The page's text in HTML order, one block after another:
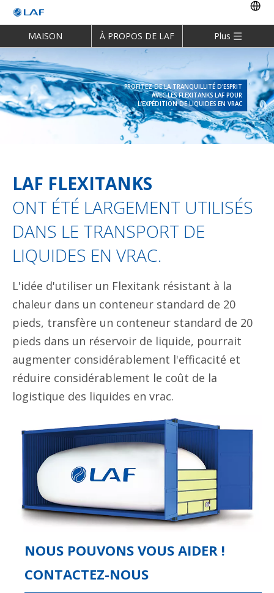
MAISON À PROPOS DE LAF Plus
PROFITEZ DE LA TRANQUILLITÉ D'ESPRIT
AVEC LES FLEXITANKS LAF POUR
L'EXPÉDITION DE LIQUIDES EN VRAC
LAF FLEXITANKS
ONT ÉTÉ LARGEMENT UTILISÉS
DANS LE TRANSPORT DE
LIQUIDES EN VRAC.
L'idée d'utiliser un Flexitank résistant à la
chaleur dans un conteneur standard de 20
pieds, transfère un conteneur standard de 20
pieds dans un réservoir de liquide, pourrait
augmenter considérablement l'efficacité et
réduire considérablement le coût de la
logistique des liquides en vrac.
NOUS POUVONS VOUS AIDER !
CONTACTEZ-NOUS